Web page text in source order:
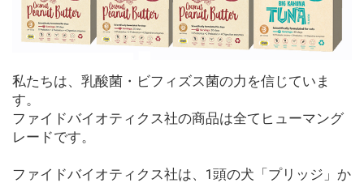
私たちは、乳酸菌・ビフィズス菌の力を信じていま
す。
ファイドバイオティクス社の商品は全てヒューマング
レードです。
ファイドバイオティクス社は、1頭の犬「プリッジ」か